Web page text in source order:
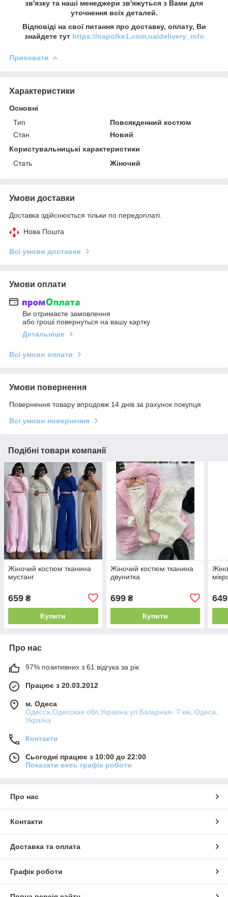
зв'язку та наші менеджери зв'яжуться з Вами для
уточнення всіх деталей.
Відповіді на свої питання про доставку, оплату, Ви
знайдете тут https://napolke1.com.ua/delivery_info
Приховати
Характеристики
Основні
Тип
Повсякденний костюм
Стан
Новий
Користувальницькі характеристики
Стать
Жіночий
Умови доставки
Доставка здійснюється тільки по передоплаті.
Нова Пошта
Всі умови доставки
Умови оплати
Ви отримаєте замовлення
або гроші повернуться на вашу картку
Детальніше
Всі умови оплати
Умови повернення
Повернення товару впродовж 14 днів за рахунок покупця
Всі умови повернення
Подібні товари компанії
Жіночий костюм тканина
мустанг
659 ₴
Купити
Жіночий костюм тканина
двунитка
699₴
Купити
649
Про нас
97% позитивних з 61 відгука за рік
Працює з 20.03.2012
м. Одеса
Одесса,Одесская обл,Украина ул.Базарная- 7 км, Одеса,
Україна
Контакти
Сьогодні працює з 10:00 до 22:00
Показати весь графік роботи
Про нас
Контакти
Доставка та оплата
Графік роботи